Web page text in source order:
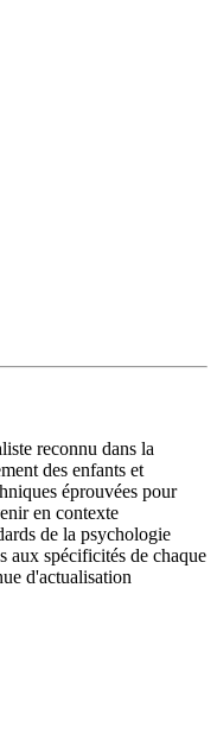
reconnu dans la
des enfants et
éprouvées pour
en contexte
de la psychologie
aux spécificités de chaque
d'actualisation